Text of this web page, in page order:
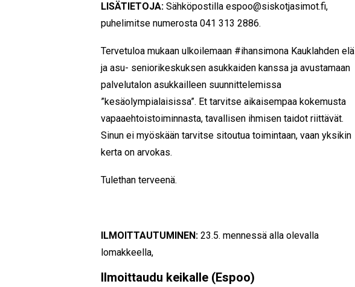
LISÄTIETOJA:Sähköpostilla espoo@siskotjasimot.fi,
puhelimitse numerosta 041 313 2886.
Tervetuloa mukaan ulkoilemaan #ihansimona Kauklahden elä
ja asu- seniorikeskuksen asukkaiden kanssa ja avustamaan
palvelutalon asukkailleen suunnittelemissa
”kesäolympialaisissa”. Et tarvitse aikaisempaa kokemusta
vapaaehtoistoiminnasta, tavallisen ihmisen taidot riittävät.
Sinun ei myöskään tarvitse sitoutua toimintaan, vaan yksikin
kerta on arvokas.
Tulethan terveenä.
ILMOITTAUTUMINEN: 23.5. mennessä alla olevalla
lomakkeella,
Ilmoittaudu keikalle (Espoo)